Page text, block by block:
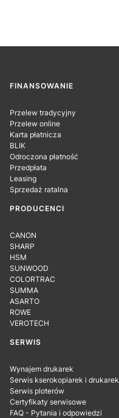
Linki w stopce
FINANSOWANIE
Przelew tradycyjny
Przelew online
Karta płatnicza
BLIK
Odroczona płatność
Przedpłata
Leasing
Sprzedaż ratalna
PRODUCENCI
CANON
SHARP
HSM
SUNWOOD
COLORTRAC
SUMMA
ASARTO
ROWE
VEROTECH
SERWIS
Wynajem drukarek
Serwis kserokopiarek i drukarek
Serwis ploterów
Certyfikaty serwisowe
FAQ - Pytania i odpowiedzi